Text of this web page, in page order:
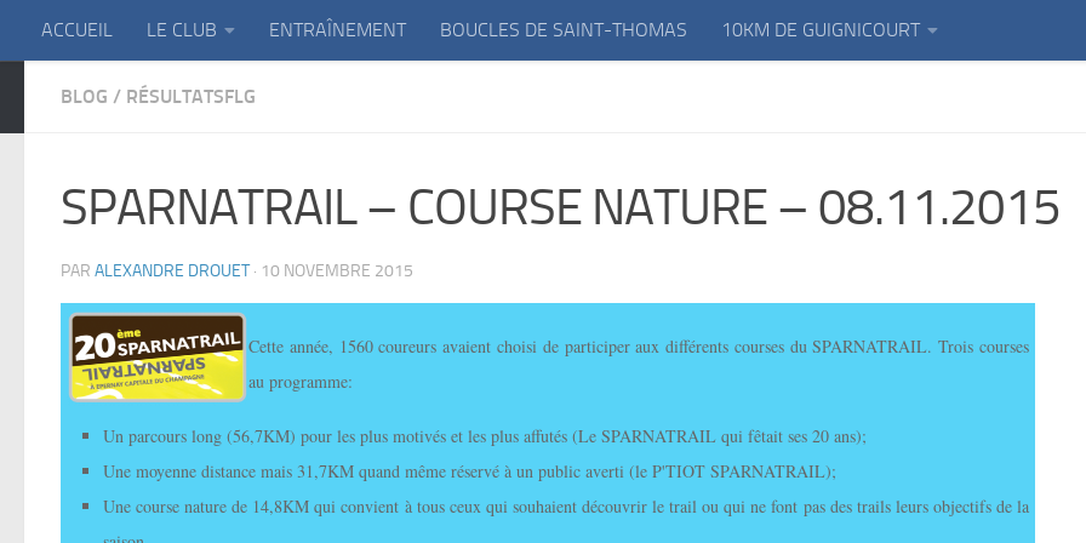
Skip to content
ACCUEIL LE CLUB ENTRAÎNEMENT BOUCLES DE SAINT-THOMAS 10KM DE GUIGNICOURT
BLOG / RÉSULTATSFLG
SPARNATRAIL – COURSE NATURE – 08.11.2015
PAR ALEXANDRE DROUET · 10 NOVEMBRE 2015
Cette année, 1560 coureurs avaient choisi de participer aux différents courses du SPARNATRAIL. Trois courses
au programme:
Un parcours long (56,7KM) pour les plus motivés et les plus affutés (Le SPARNATRAIL qui fêtait ses 20 ans);
Une moyenne distance mais 31,7KM quand même réservé à un public averti (le P'TIOT SPARNATRAIL);
Une course nature de 14,8KM qui convient à tous ceux qui souhaient découvrir le trail ou qui ne font pas des trails leurs objectifs de la